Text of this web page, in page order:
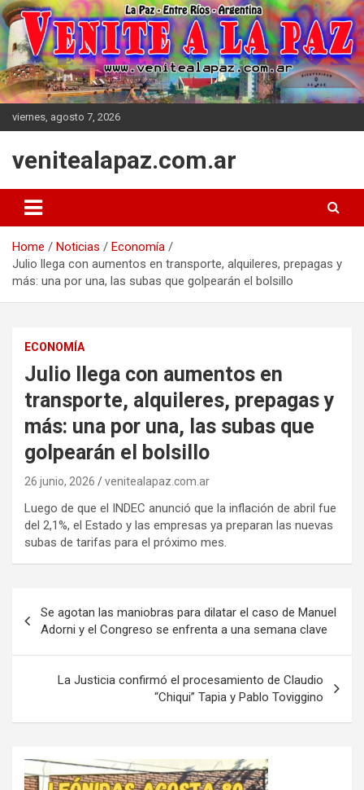
Skip
to
content
viernes, agosto 7, 2026
venitealapaz.com.ar
Home Noticias
Economía
Julio llega con aumentos en transporte, alquileres, prepagas y
más: una por una, las subas que golpearán el bolsillo
ECONOMÍA
Julio llega con aumentos en
transporte, alquileres, prepagas y
más: una por una, las subas que
golpearán el bolsillo
26 junio, 2026 venitealapaz.com.ar
Luego de que el INDEC anunció que la inflación de abril fue
del 2,1%, el Estado y las empresas ya preparan las nuevas
subas de tarifas para el próximo mes.
de
entradas
Se agotan las maniobras para dilatar el caso de Manuel
Adorni y el Congreso se enfrenta a una semana clave
La Justicia confirmó el procesamiento de Claudio
“Chiqui” Tapia y Pablo Toviggino